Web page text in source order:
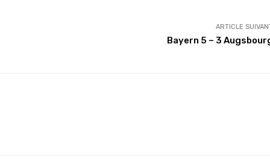
ARTICLE
Bayern 5 – 3